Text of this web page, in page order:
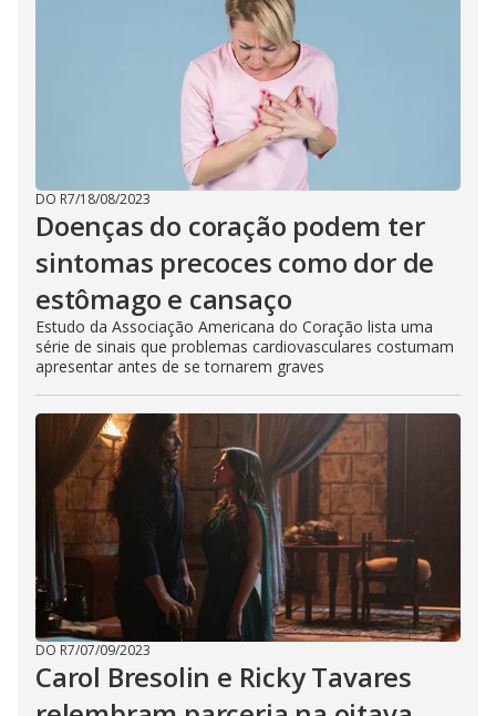
DO R7/18/08/2023
Doenças do coração podem ter
sintomas precoces como dor de
estômago e cansaço
Estudo da Associação Americana do Coração lista uma
série de sinais que problemas cardiovasculares costumam
apresentar antes de se tornarem graves
DO R7/07/09/2023
Carol Bresolin e Ricky Tavares